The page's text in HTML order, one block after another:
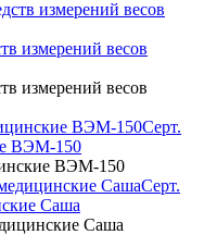
измерений весов
измерений весов
Серт.
ВЭМ-150
ВЭМ-150
Серт.
Саша
Саша